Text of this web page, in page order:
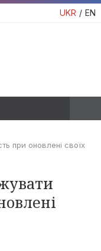
UKR EN
при оновлені своїх